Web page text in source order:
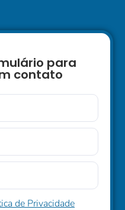
para
contato
de Privacidade